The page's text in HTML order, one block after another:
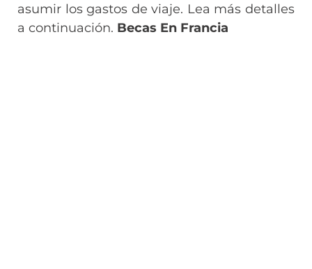
asumir los gastos de viaje. Lea más detalles
a continuación. Becas En Francia